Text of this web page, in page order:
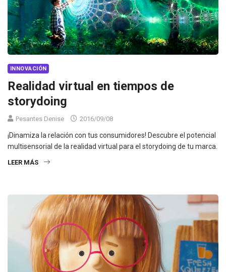
INNOVACIÓN
Realidad virtual en tiempos de
storydoing
Pesantes Denise 2016/09/08
¡Dinamiza la relación con tus consumidores! Descubre el potencial
multisensorial de la realidad virtual para el storydoing de tu marca.
LEER MÁS